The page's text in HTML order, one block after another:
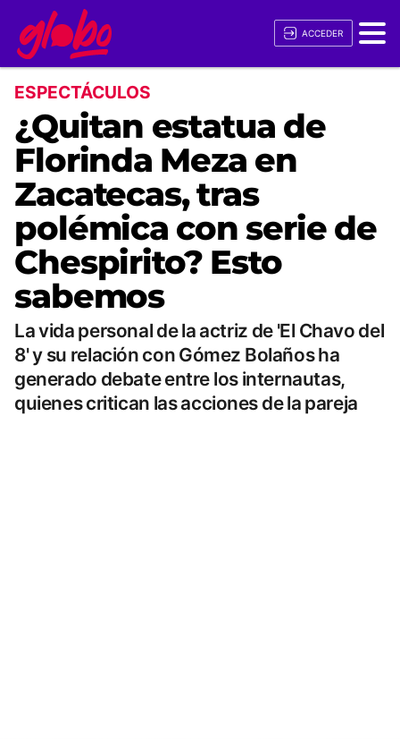
ACCEDER
ESPECTÁCULOS
¿Quitan estatua de
Florinda Meza en
Zacatecas, tras
polémica con serie de
Chespirito? Esto
sabemos
La vida personal de la actriz de 'El Chavo del
8' y su relación con Gómez Bolaños ha
generado debate entre los internautas,
quienes critican las acciones de la pareja